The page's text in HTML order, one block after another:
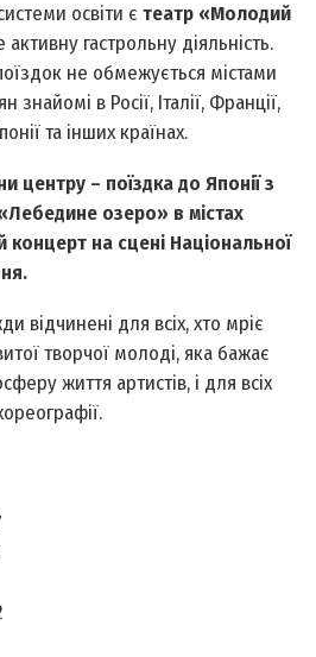
освіти єтеатр «Молодий
гастрольну діяльність.
не обмежується містами
знайомі в Росії, Італії, Франції,
та інших країнах.
центру – поїздка до Японії з
озеро» в містах
концерт на сцені Національної
відчинені для всіх, хто мріє
творчої молоді, яка бажає
життя артистів, і для всіх